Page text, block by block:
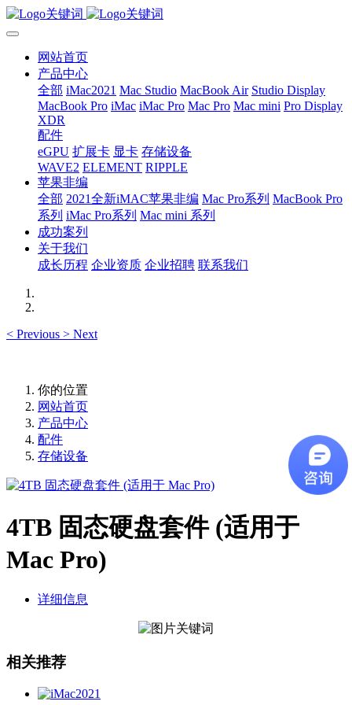
网站首页
产品中心
全部 iMac2021 Mac Studio MacBook Air Studio Display
MacBook Pro iMac iMac Pro Mac Pro Mac mini Pro Display
XDR
配件
eGPU 扩展卡 显卡 存储设备
WAVE2 ELEMENT RIPPLE
苹果非编
全部 2021全新iMAC苹果非编 Mac Pro系列 MacBook Pro
系列 iMac Pro系列 Mac mini 系列
成功案列
关于我们
成长历程 企业资质 企业招聘 联系我们
< Previous > Next
你的位置
网站首页
产品中心
配件
存储设备
4TB 固态硬盘套件 (适用于
Mac Pro)
详细信息
相关推荐